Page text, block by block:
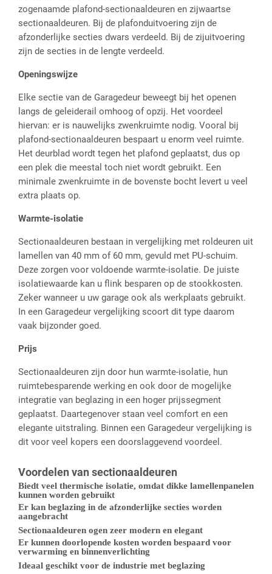
zogenaamde plafond-sectionaaldeuren en zijwaartse
sectionaaldeuren. Bij de plafonduitvoering zijn de
afzonderlijke secties dwars verdeeld. Bij de zijuitvoering
zijn de secties in de lengte verdeeld.
Openingswijze
Elke sectie van de Garagedeur beweegt bij het openen
langs de geleiderail omhoog of opzij. Het voordeel
hiervan: er is nauwelijks zwenkruimte nodig. Vooral bij
plafond-sectionaaldeuren bespaart u enorm veel ruimte.
Het deurblad wordt tegen het plafond geplaatst, dus op
een plek die meestal toch niet wordt gebruikt. Een
minimale zwenkruimte in de bovenste bocht levert u veel
extra plaats op.
Warmte-isolatie
Sectionaaldeuren bestaan in vergelijking met roldeuren uit
lamellen van 40 mm of 60 mm, gevuld met PU-schuim.
Deze zorgen voor voldoende warmte-isolatie. De juiste
isolatiewaarde kan u flink besparen op de stookkosten.
Zeker wanneer u uw garage ook als werkplaats gebruikt.
In een Garagedeur vergelijking scoort dit type daarom
vaak bijzonder goed.
Prijs
Sectionaaldeuren zijn door hun warmte-isolatie, hun
ruimtebesparende werking en ook door de mogelijke
integratie van beglazing in een hoger prijssegment
geplaatst. Daartegenover staan veel comfort en een
elegante uitstraling. Binnen een Garagedeur vergelijking is
dit voor veel kopers een doorslaggevend voordeel.
Voordelen van sectionaaldeuren
Biedt veel thermische isolatie, omdat dikke lamellenpanelen
kunnen worden gebruikt
Er kan beglazing in de afzonderlijke secties worden
aangebracht
Sectionaaldeuren ogen zeer modern en elegant
Er kunnen doorlopende kosten worden bespaard voor
verwarming en binnenverlichting
Ideaal geschikt voor de industrie met beglazing